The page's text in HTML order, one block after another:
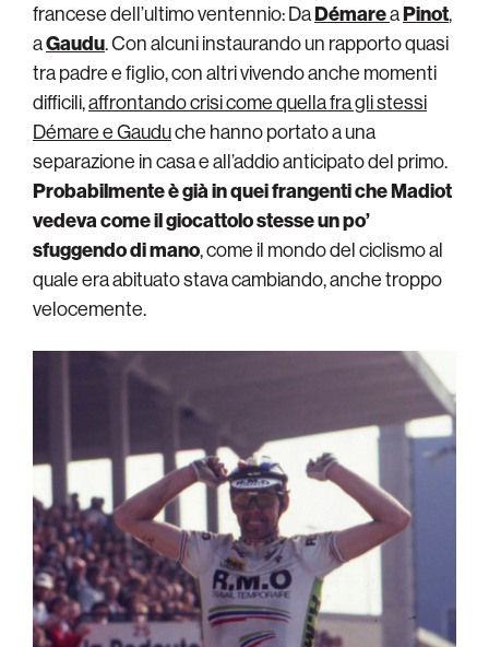
francese dell’ultimo ventennio: DaDémareaPinot,
aGaudu. Con alcuni instaurando un rapporto quasi
tra padre e figlio, con altri vivendo anche momenti
difficili,affrontando crisi come quella fra gli stessi
Démare e Gauduche hanno portato a una
separazione in casa e all’addio anticipato del primo.
Probabilmente è già in quei frangenti che Madiot
vedeva come il giocattolo stesse un po’
sfuggendo di mano, come il mondo del ciclismo al
quale era abituato stava cambiando, anche troppo
velocemente.